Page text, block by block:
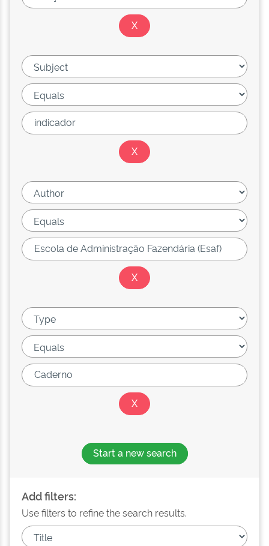
Start a new search
Add filters:
Use filters to refine the search results.